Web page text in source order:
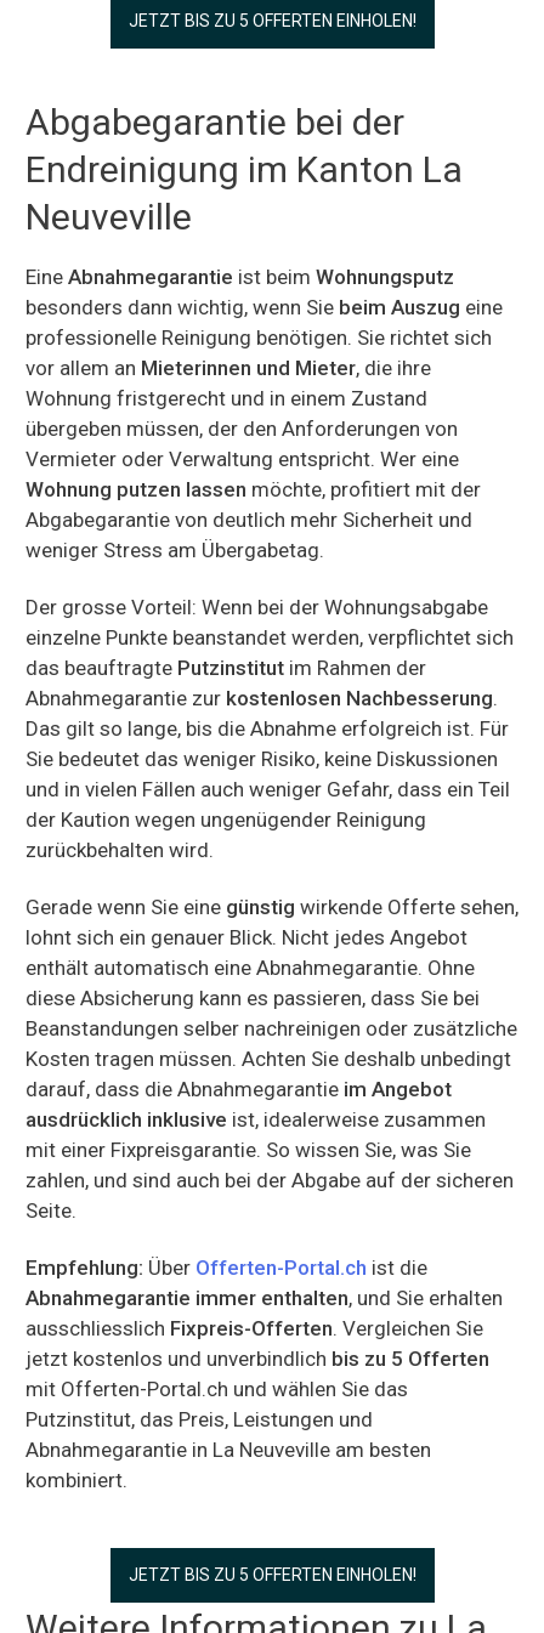
JETZT BIS ZU 5 OFFERTEN EINHOLEN!
Abgabegarantie bei der
Endreinigung im Kanton La
Neuveville
Eine Abnahmegarantie ist beim Wohnungsputz
besonders dann wichtig, wenn Sie beim Auszug eine
professionelle Reinigung benötigen. Sie richtet sich
vor allem an Mieterinnen und Mieter, die ihre
Wohnung fristgerecht und in einem Zustand
übergeben müssen, der den Anforderungen von
Vermieter oder Verwaltung entspricht. Wer eine
Wohnung putzen lassen möchte, profitiert mit der
Abgabegarantie von deutlich mehr Sicherheit und
weniger Stress am Übergabetag.
Der grosse Vorteil: Wenn bei der Wohnungsabgabe
einzelne Punkte beanstandet werden, verpflichtet sich
das beauftragte Putzinstitut im Rahmen der
Abnahmegarantie zur kostenlosen Nachbesserung.
Das gilt so lange, bis die Abnahme erfolgreich ist. Für
Sie bedeutet das weniger Risiko, keine Diskussionen
und in vielen Fällen auch weniger Gefahr, dass ein Teil
der Kaution wegen ungenügender Reinigung
zurückbehalten wird.
Gerade wenn Sie eine günstig wirkende Offerte sehen,
lohnt sich ein genauer Blick. Nicht jedes Angebot
enthält automatisch eine Abnahmegarantie. Ohne
diese Absicherung kann es passieren, dass Sie bei
Beanstandungen selber nachreinigen oder zusätzliche
Kosten tragen müssen. Achten Sie deshalb unbedingt
darauf, dass die Abnahmegarantie im Angebot
ausdrücklich inklusive ist, idealerweise zusammen
mit einer Fixpreisgarantie. So wissen Sie, was Sie
zahlen, und sind auch bei der Abgabe auf der sicheren
Seite.
Empfehlung: Über Offerten-Portal.ch ist die
Abnahmegarantie immer enthalten, und Sie erhalten
ausschliesslich Fixpreis-Offerten. Vergleichen Sie
jetzt kostenlos und unverbindlich bis zu 5 Offerten
mit Offerten-Portal.ch und wählen Sie das
Putzinstitut, das Preis, Leistungen und
Abnahmegarantie in La Neuveville am besten
kombiniert.
JETZT BIS ZU 5 OFFERTEN EINHOLEN!